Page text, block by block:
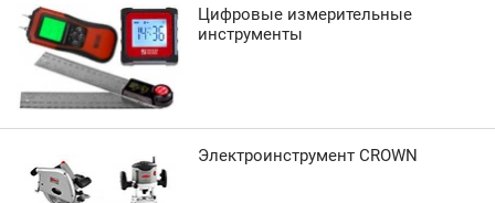
Цифровые измерительные
инструменты
Электроинструмент CROWN